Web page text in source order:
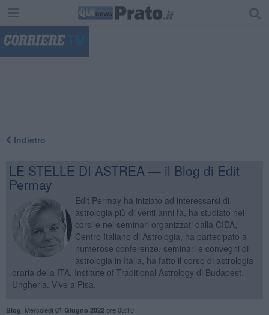
Indietro
LE STELLE DI ASTREA — il Blog di Edit
Permay
Edit Permay ha iniziato ad interessarsi di
astrologia più di venti anni fa, ha studiato nei
corsi e nei seminari organizzati dalla CIDA,
Centro Italiano di Astrologia, ha partecipato a
numerose conferenze, seminari e convegni di
astrologia in Italia, ha fatto il corso di astrologia
oraria della ITA, Institute of Traditional Astrology di Budapest,
Ungheria. Vive a Pisa.
Blog Mercoledì 01 Giugno 2022ore 00:10